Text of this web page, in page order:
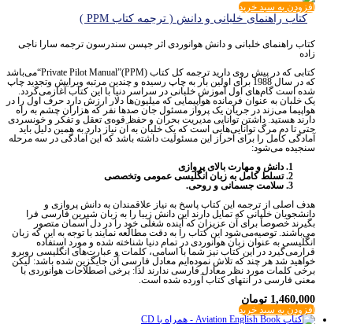
افزودن به سبد خرید
کتاب راهنمای خلبانی و دانش ( ترجمه کتاب PPM )
کتاب راهنمای خلبانی و دانش هوانوردی اثر جپسن سندرسون ترجمه سارا ناجی
زاده
کتابی که در پیش روی دارید ترجمه کل کتاب PPM)
)”
Private Pilot Manual“‌می‌باشد
که در سال 1988 برای اولین بار به چاپ رسیده و چندین مرتبه ویرایش وتجدید چاپ
شده است گام‌های اول آموزش خلبانی در سراسر دنیا با این کتاب آغاز‌می‌گردد.
یک خلبان به عنوان فرمانده هواپیمایی که میلیون‌ها دلار ارزش دارد حرف اول را در
هواپیما‌ می‌زند در جریان یک پرواز مسئول جان صدها نفر که هزاران چشم به راه
دارند هستید. داشتن توانایی مدیریت بحران و حفظ قوه‌ی تعقل و تفکر و خونسردی
حتی تا دم مرگ توانایی‌هایی است که یک خلبان به آن نیاز دارد به همین دلیل باید
آمادگی کامل را برای احراز این مسئولیت داشته باشد که این آمادگی در سه مرحله
سنجیده‌ می‌شود:
دانش و مهارت بالای پروازی
تسلط کامل به زبان انگلیسی عمومی وتخصصی
سلامت جسمانی و روحی.
هدف اصلی از ترجمه این کتاب پاسخ به نیاز علاقمندان به دانش پروازی و
دانشجویان خلبانی که تمایل دارند این دانش زیبا را به زبان شیرین فارسی فرا
بگیرند خصوصاً برای آن عزیزان که آینده شغلی خود را در دل آسمان متصور‌
می‌باشند. توصیه‌می‌شود این کتاب را به دقت مطالعه نمایند با توجه به این که زبان
انگلیسی به عنوان زبان هوانوردی در تمام دنیا شناخته شده و مورد استفاده
قرار‌می‌گیرد در این کتاب نیز شما با اسامی، کلمات و عبارت‌های انگلیسی روبرو
خواهید شد هر چند که تلاش نموده‌ایم معادل فارسی آن جایگزین شده باشد: لیکن
برخی کلمات مورد نظر معادل فارسی ندارند لذا: برخی اصطلاحات هوانوردی با
معنی فارسی در انتهای کتاب آورده شده است.
1,460,000 تومان
افزودن به سبد خرید